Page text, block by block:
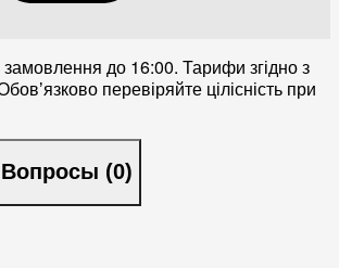
до 16:00. Тарифи згідно з
перевіряйте цілісність при
Вопросы (0)